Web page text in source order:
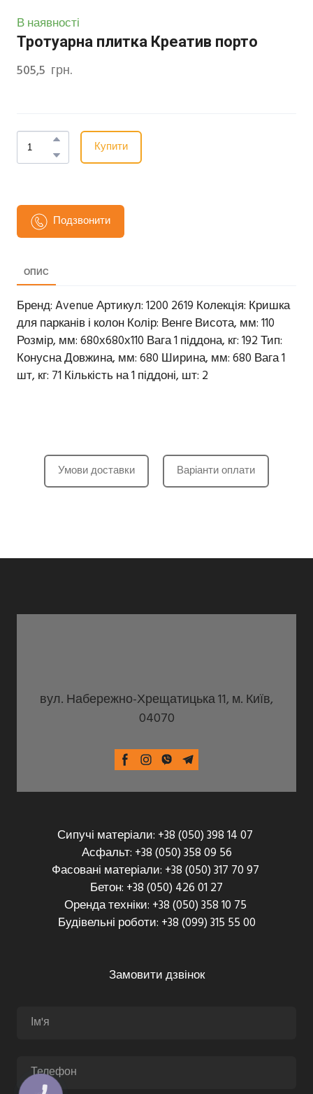
В наявності
Тротуарна плитка Креатив порто
505,5  грн.
Купити
Подзвонити
ОПИС
Бренд: Avenue Артикул: 1200 2619 Колекція: Кришка
для парканів і колон Колір: Венге Висота, мм: 110
Розмір, мм: 680х680х110 Вага 1 піддона, кг: 192 Тип:
Конусна Довжина, мм: 680 Ширина, мм: 680 Вага 1
шт, кг: 71 Кількість на 1 піддоні, шт: 2
Умови доставки Варіанти оплати
вул. Набережно-Хрещатицька 11, м. Київ,
04070
Сипучі матеріали: +38 (050) 398 14 07
Асфальт: +38 (050) 358 09 56
Фасовані матеріали: +38 (050) 317 70 97
Бетон: +38 (050) 426 01 27
Оренда техніки: +38 (050) 358 10 75
Будівельні роботи: +38 (099) 315 55 00
Замовити дзвінок